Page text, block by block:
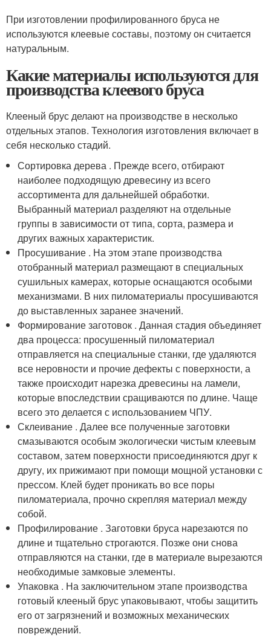
При изготовлении профилированного бруса не
используются клеевые составы, поэтому он считается
натуральным.
Какие материалы используются для
производства клеевого бруса
Клееный брус делают на производстве в несколько
отдельных этапов. Технология изготовления включает в
себя несколько стадий.
Сортировка дерева . Прежде всего, отбирают
наиболее подходящую древесину из всего
ассортимента для дальнейшей обработки.
Выбранный материал разделяют на отдельные
группы в зависимости от типа, сорта, размера и
других важных характеристик.
Просушивание . На этом этапе производства
отобранный материал размещают в специальных
сушильных камерах, которые оснащаются особыми
механизмами. В них пиломатериалы просушиваются
до выставленных заранее значений.
Формирование заготовок . Данная стадия объединяет
два процесса: просушенный пиломатериал
отправляется на специальные станки, где удаляются
все неровности и прочие дефекты с поверхности, а
также происходит нарезка древесины на ламели,
которые впоследствии сращиваются по длине. Чаще
всего это делается с использованием ЧПУ.
Склеивание . Далее все полученные заготовки
смазываются особым экологически чистым клеевым
составом, затем поверхности присоединяются друг к
другу, их прижимают при помощи мощной установки с
прессом. Клей будет проникать во все поры
пиломатериала, прочно скрепляя материал между
собой.
Профилирование . Заготовки бруса нарезаются по
длине и тщательно строгаются. Позже они снова
отправляются на станки, где в материале вырезаются
необходимые замковые элементы.
Упаковка . На заключительном этапе производства
готовый клееный брус упаковывают, чтобы защитить
его от загрязнений и возможных механических
повреждений.